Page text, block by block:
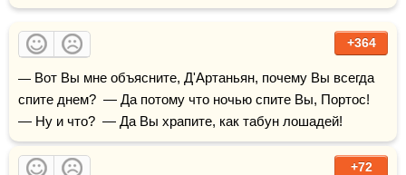
+364
— Вот Вы мне объясните, Д'Артаньян, почему Вы всегда
спите днем?  — Да потому что ночью спите Вы, Портос!
— Ну и что?  — Да Вы храпите, как табун лошадей!
+72